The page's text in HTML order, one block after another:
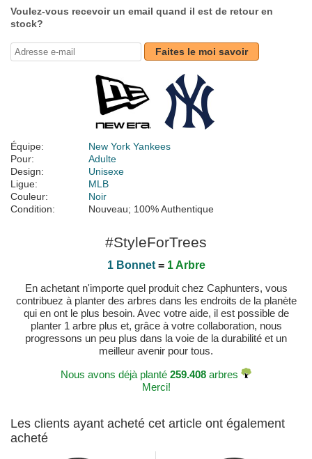
Voulez-vous recevoir un email quand il est de retour en
stock?
Faites le moi savoir
Équipe:
New York Yankees
Pour:
Adulte
Design:
Unisexe
Ligue:
MLB
Couleur:
Noir
Condition:
Nouveau; 100% Authentique
#StyleForTrees
1 Bonnet= 1 Arbre
En achetant n'importe quel produit chez Caphunters, vous
contribuez à planter des arbres dans les endroits de la planète
qui en ont le plus besoin. Avec votre aide, il est possible de
planter 1 arbre plus et, grâce à votre collaboration, nous
progressons un peu plus dans la voie de la durabilité et un
meilleur avenir pour tous.
Nous avons déjà planté 259.408 arbres
Merci!
Les clients ayant acheté cet article ont également
acheté